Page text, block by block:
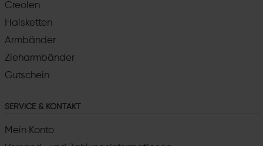
Creolen
Halsketten
Armbänder
Zieharmbänder
Gutschein
SERVICE & KONTAKT
Mein Konto